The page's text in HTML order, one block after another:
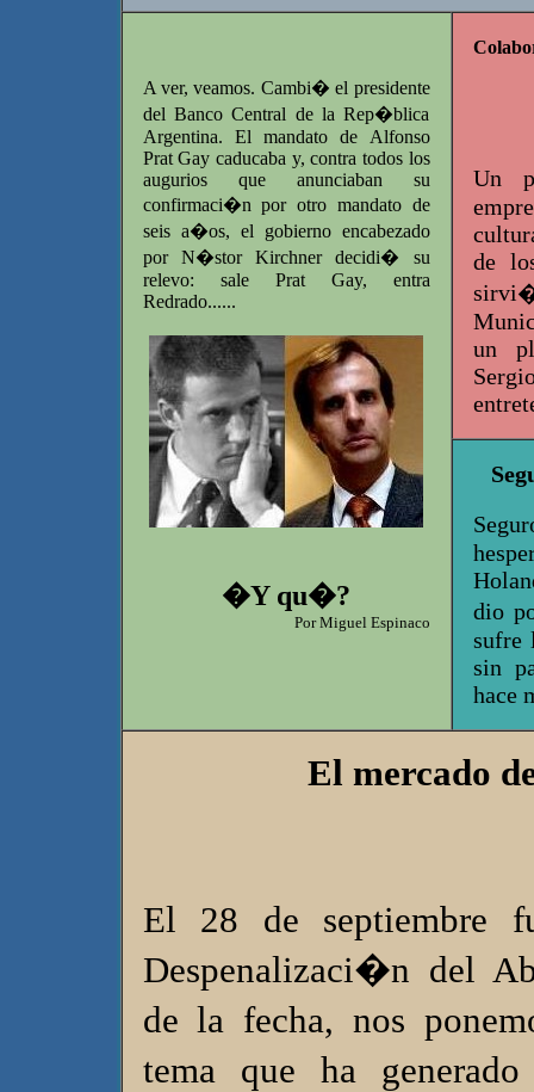
A ver, veamos. Cambi� el presidente
del Banco Central de la Rep�blica
Argentina. El mandato de Alfonso
Prat Gay caducaba y, contra todos los
augurios que anunciaban su
confirmaci�n por otro mandato de
seis a�os, el gobierno encabezado
por N�stor Kirchner decidi� su
relevo: sale Prat Gay, entra
Redrado......
�Y qu�?
Por Miguel Espinaco
Un
de
un
dio
sufre
sin
hace
El mercado
El 28 de
Despenalizaci�n del
de la fecha, nos
tema que ha